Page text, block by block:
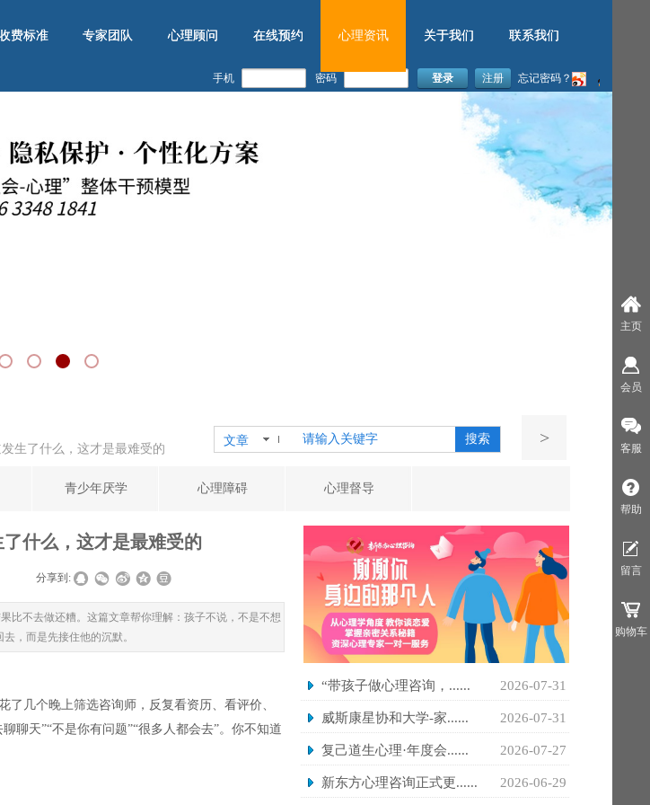
费标准 专家团队 心理顾问 在线预约 心理资讯 关于我们 联系我们
费标准 专家团队 心理顾问 在线预约 心理资讯 关于我们 联系我们
手机 密码 登录 注册 忘记密码？
>
文章 搜索
生了什么，这才是最难受的
青少年厌学 心理障碍 心理督导
什么，这才是最难受的
分享到:
比不去做还糟。这篇文章帮你理解：孩子不说，不是不想
，而是先接住他的沉默。
几个晚上筛选咨询师，反复看资历、看评价、
天”“不是你有问题”“很多人都会去”。你不知道
“带孩子做心理咨询，...... 2026-07-31
威斯康星协和大学-家...... 2026-07-31
复己道生心理·年度会...... 2026-07-27
新东方心理咨询正式更...... 2026-06-29
主页
会员
客服
帮助
留言
购物车